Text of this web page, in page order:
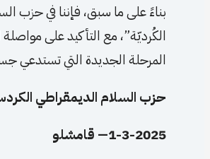
بناءً على ما سبق، فإننا في حزب
الكُرديّة”، مع التأكيد على
المرحلة الجديدة التي تستدعي
حزب السلام الديمقراطي
1-3-2025— قامشلو